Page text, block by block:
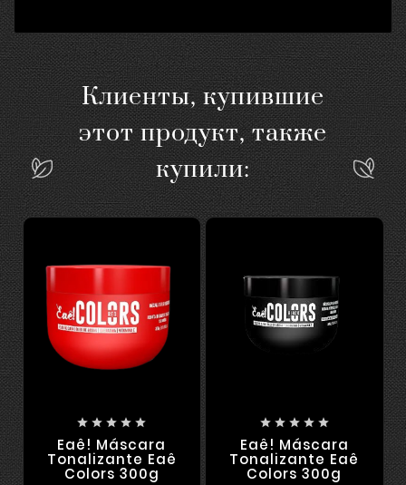
Клиенты, купившие
этот продукт, также
купили:
    
Eaê! Máscara
Tonalizante Eaê
Colors 300g
    
Eaê! Máscara
Tonalizante Eaê
Colors 300g